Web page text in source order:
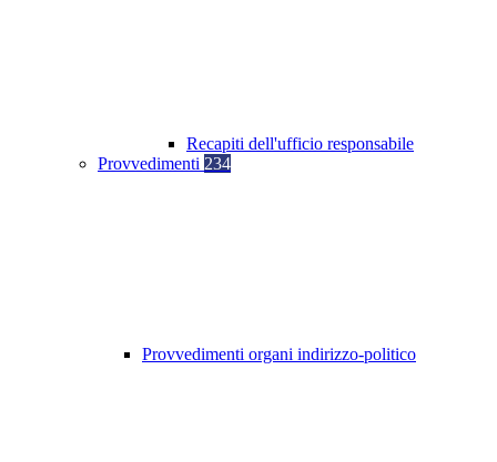
Recapiti dell'ufficio responsabile
Provvedimenti 234
Provvedimenti organi indirizzo-politico